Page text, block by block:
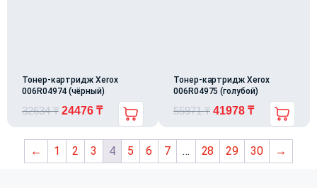
Тонер-картридж Xerox
006R04974 (чёрный)
32634₸ 24476 ₸
Тонер-картридж Xerox
006R04975 (голубой)
55971₸ 41978 ₸
← 1 2 3 4 5 6 7 … 28 29 30 →